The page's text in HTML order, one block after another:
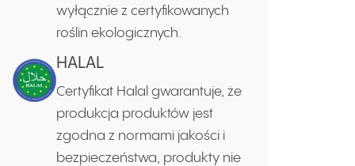
wyłącznie z certyfikowanych
roślin ekologicznych.
HALAL
Certyfikat Halal gwarantuje, że
produkcja produktów jest
zgodna z normami jakości i
bezpieczeństwa, produkty nie